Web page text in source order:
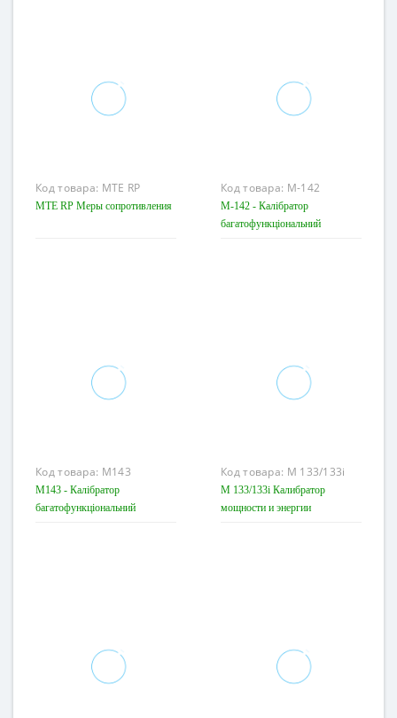
Код товара: MTE RP
MTE RP Меры сопротивления
Код товара: M-142
M-142 - Калібратор
багатофункціональний
Код товара: M143
M143 - Калібратор
багатофункціональний
Код товара: М 133/133i
M 133/133i Калибратор
мощности и энергии